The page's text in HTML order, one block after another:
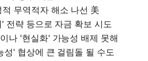
적 무역적자 해소 나선 美
전략 등으로 자금 확보 시도
나 '현실화' 가능성 배제 못해
성' 협상에 큰 걸림돌 될 수도